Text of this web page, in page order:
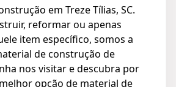
em Treze Tílias, SC.
reformar ou apenas
item específico, somos a
de construção de
nos visitar e descubra por
opção de material de